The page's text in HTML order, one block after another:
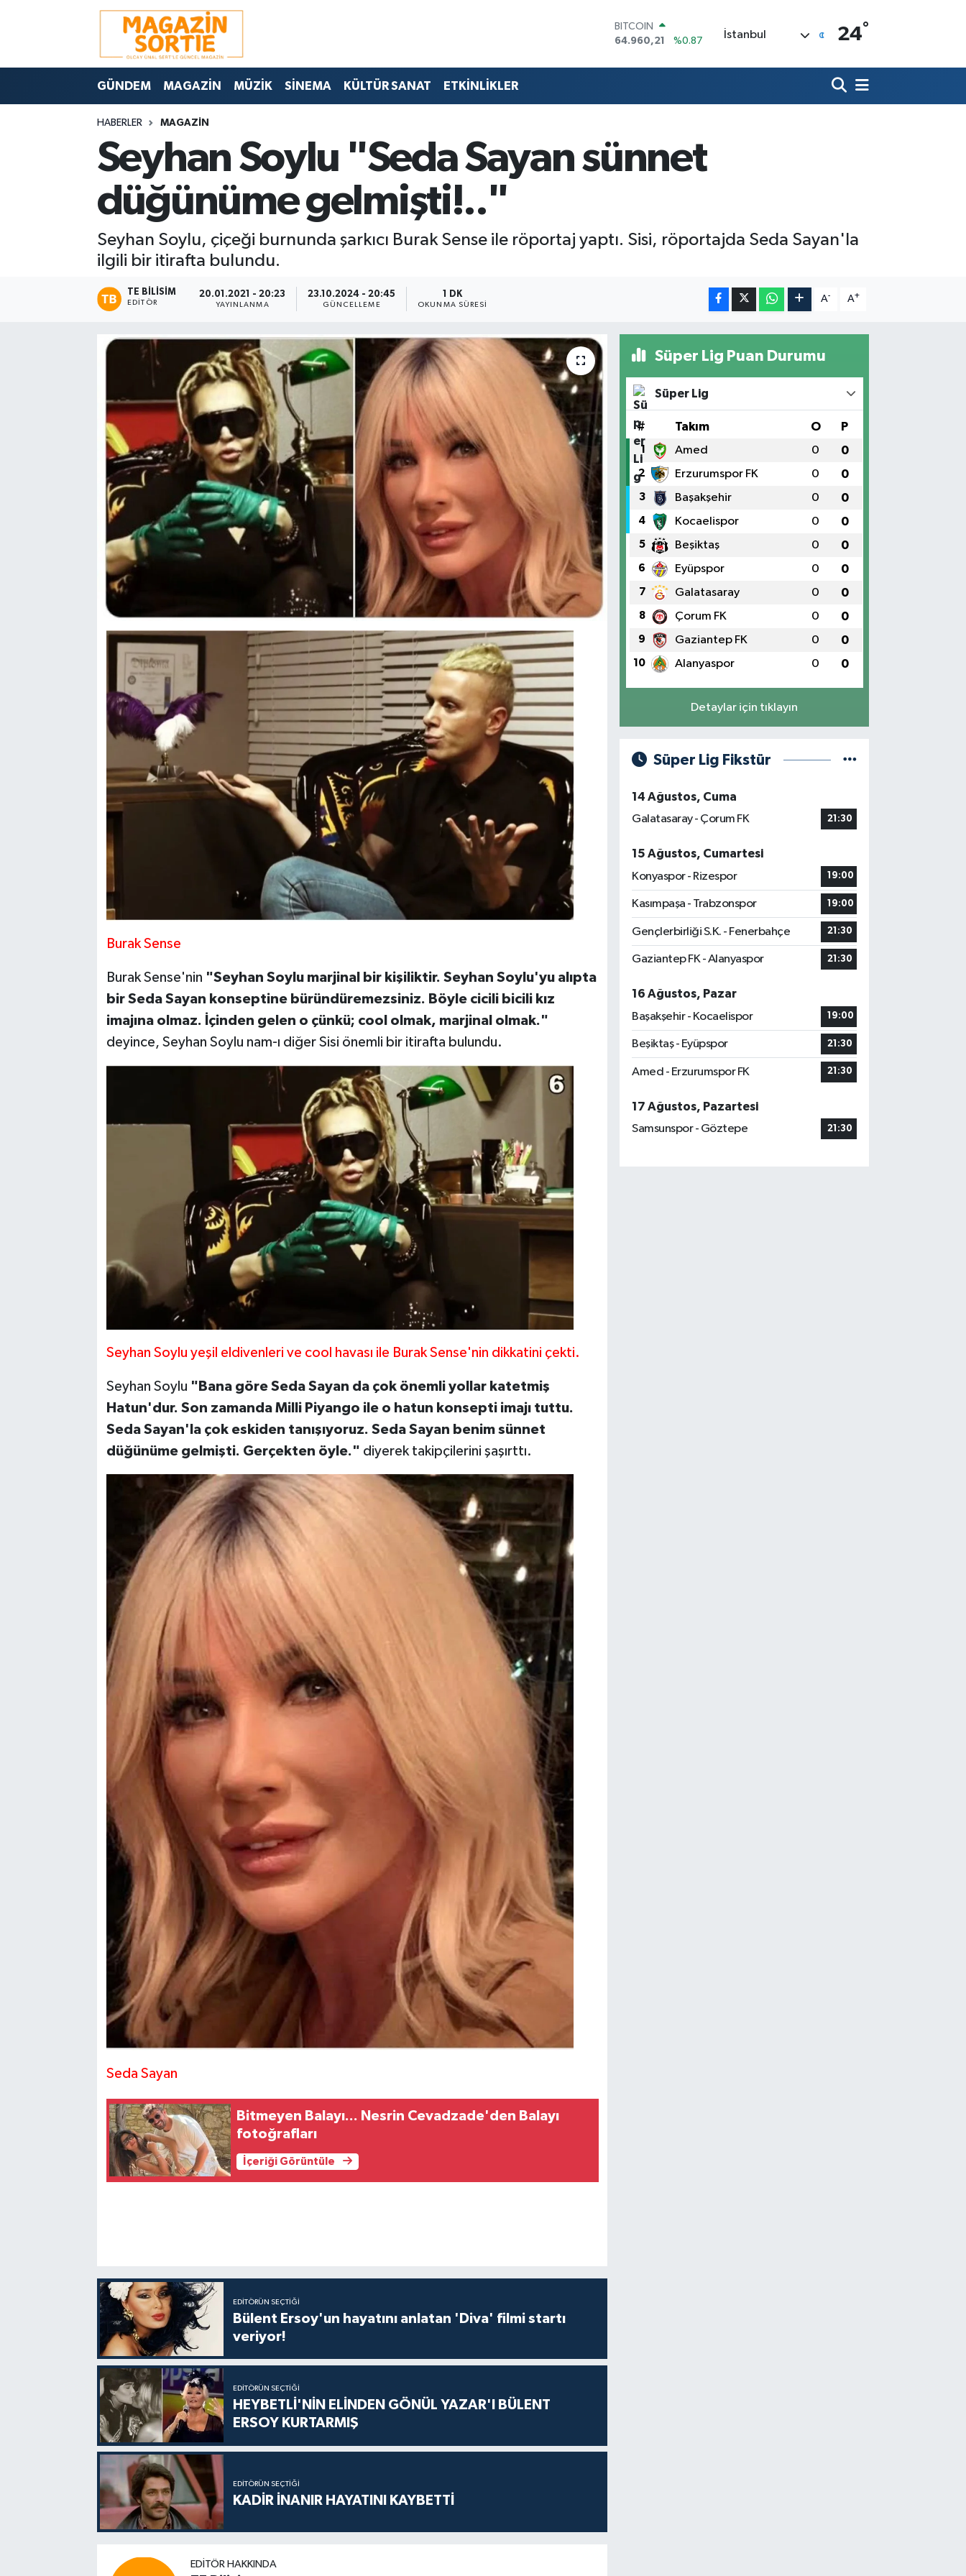
DOLAR
47,7436
%0.18
55,2510
%0.32
BİST100
13.779
%-14
BITCOIN
İstanbul 24°
GÜNDEM MAGAZİN MÜZİK SİNEMA KÜLTÜR SANAT ETKİNLİKLER
HABERLER MAGAZİN
Seyhan Soylu "Seda Sayan sünnet
düğünüme gelmişti!.."
Seyhan Soylu, çiçeği burnunda şarkıcı Burak Sense ile röportaj yaptı. Sisi, röportajda Seda Sayan'la
ilgili bir itirafta bulundu.
TE BILISIM
EDITÖR
20.01.2021 - 20:23
YAYINLANMA
23.10.2024 - 20:45
GÜNCELLEME
1 DK
OKUNMA SÜRESI
A- A+
Burak Sense
Burak Sense'nin "Seyhan Soylu marjinal bir kişiliktir. Seyhan Soylu'yu alıpta
bir Seda Sayan konseptine büründüremezsiniz. Böyle cicili bicili kız
imajına olmaz. İçinden gelen o çünkü; cool olmak, marjinal olmak."
deyince, Seyhan Soylu nam-ı diğer Sisi önemli bir itirafta bulundu.
Seyhan Soylu yeşil eldivenleri ve cool havası ile Burak Sense'nin dikkatini çekti.
Seyhan Soylu "Bana göre Seda Sayan da çok önemli yollar katetmiş
Hatun'dur. Son zamanda Milli Piyango ile o hatun konsepti imajı tuttu.
Seda Sayan'la çok eskiden tanışıyoruz. Seda Sayan benim sünnet
düğünüme gelmişti. Gerçekten öyle." diyerek takipçilerini şaşırttı.
Seda Sayan
Bitmeyen Balayı... Nesrin Cevadzade'den Balayı
fotoğrafları
İçeriği Görüntüle
EDITÖRÜN SEÇTIĞI
Bülent Ersoy'un hayatını anlatan 'Diva' filmi startı
veriyor!
EDITÖRÜN SEÇTIĞI
HEYBETLİ'NİN ELİNDEN GÖNÜL YAZAR'I BÜLENT
ERSOY KURTARMIŞ
EDITÖRÜN SEÇTIĞI
KADİR İNANIR HAYATINI KAYBETTİ
EDITÖR HAKKINDA
Süper Lig Puan Durumu
Süper Lig
# Takım O P
1 Amed 0 0
2 Erzurumspor FK 0 0
3 Başakşehir 0 0
4 Kocaelispor 0 0
5 Beşiktaş 0 0
6 Eyüpspor 0 0
7 Galatasaray 0 0
8 Çorum FK 0 0
9 Gaziantep FK 0 0
10 Alanyaspor 0 0
Detaylar için tıklayın
Süper Lig Fikstür
14 Ağustos, Cuma
Galatasaray - Çorum FK
21:30
15 Ağustos, Cumartesi
Konyaspor - Rizespor
19:00
Kasımpaşa - Trabzonspor 19:00
Gençlerbirliği S.K. - Fenerbahçe 21:30
Gaziantep FK - Alanyaspor 21:30
16 Ağustos, Pazar
Başakşehir - Kocaelispor
19:00
Beşiktaş - Eyüpspor 21:30
Amed - Erzurumspor FK 21:30
17 Ağustos, Pazartesi
Samsunspor - Göztepe
21:30
Nöbetçi Eczaneler
Hava Durumu
Trafik Durumu
Süper Lig Puan Durumu ve Fikstür
Tüm Manşetler
Son Dakika Haberleri